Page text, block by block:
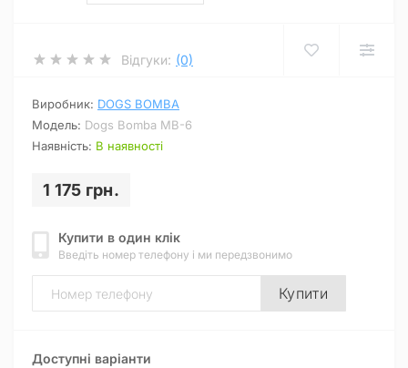
Відгуки: (0)
Виробник: DOGS BOMBA
Модель: Dogs Bomba MB-6
Наявність: В наявності
1 175 грн.
Купити в один клік
Введіть номер телефону і ми передзвонимо
Купити
Доступні варіанти